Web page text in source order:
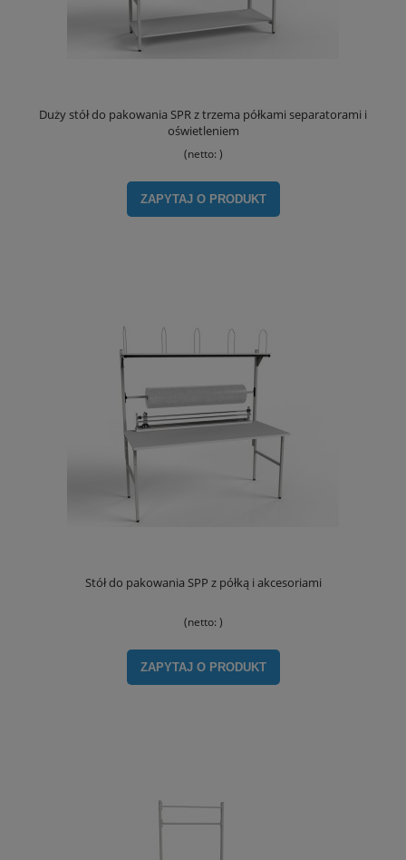
Duży stół do pakowania SPR z trzema półkami separatorami i
oświetleniem
(netto: )
ZAPYTAJ O PRODUKT
Stół do pakowania SPP z półką i akcesoriami
(netto: )
ZAPYTAJ O PRODUKT